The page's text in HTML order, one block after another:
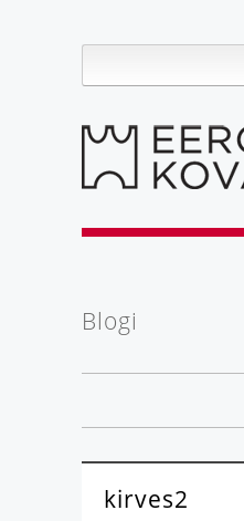
Blogi
kirves2